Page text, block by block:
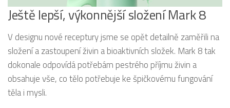
Ještě lepší, výkonnější složení Mark 8
V designu nové receptury jsme se opět detailně zaměřili na
složení a zastoupení živin a bioaktivních složek. Mark 8 tak
dokonale odpovídá potřebám pestrého příjmu živin a
obsahuje vše, co tělo potřebuje ke špičkovému fungování
těla i mysli.